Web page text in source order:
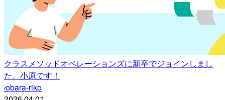
クラスメソッドオペレーションズに新卒でジョインしまし
た、小原です！
robara-riko